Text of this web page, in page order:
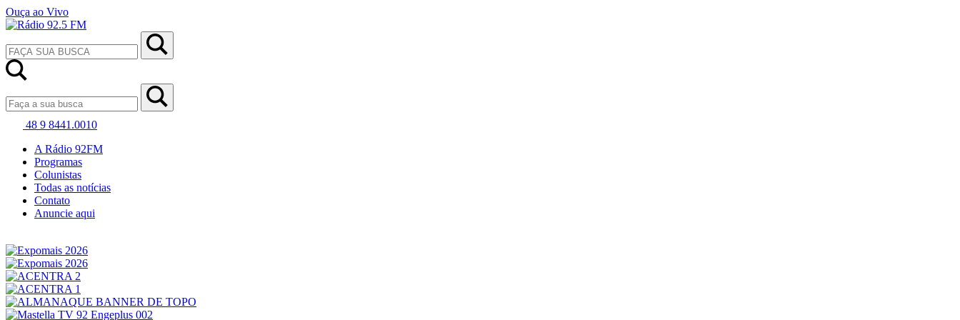
Ouça ao Vivo
48 9 8441.0010
A Rádio 92FM
Programas
Colunistas
Todas as notícias
Contato
Anuncie aqui